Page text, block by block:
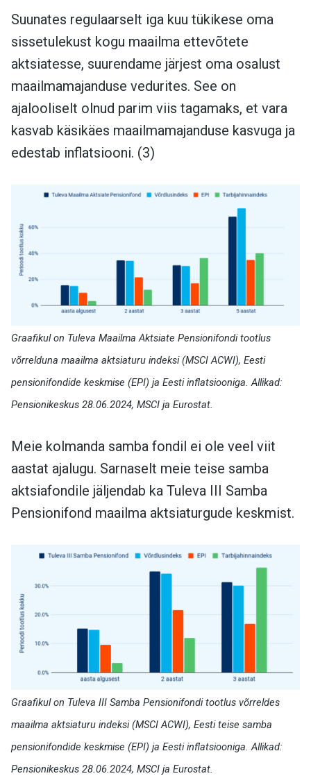
Suunates regulaarselt iga kuu tükikese oma
sissetulekust kogu maailma ettevõtete
aktsiatesse, suurendame järjest oma osalust
maailmamajanduse vedurites. See on
ajalooliselt olnud parim viis tagamaks, et vara
kasvab käsikäes maailmamajanduse kasvuga ja
edestab inflatsiooni. (3)
Graafikul on Tuleva Maailma Aktsiate Pensionifondi tootlus
võrrelduna maailma aktsiaturu indeksi (MSCI ACWI), Eesti
pensionifondide keskmise (EPI) ja Eesti inflatsiooniga. Allikad:
Pensionikeskus 28.06.2024, MSCI ja Eurostat.
Meie kolmanda samba fondil ei ole veel viit
aastat ajalugu. Sarnaselt meie teise samba
aktsiafondile jäljendab ka Tuleva III Samba
Pensionifond maailma aktsiaturgude keskmist.
Graafikul on Tuleva III Samba Pensionifondi tootlus võrreldes
maailma aktsiaturu indeksi (MSCI ACWI), Eesti teise samba
pensionifondide keskmise (EPI) ja Eesti inflatsiooniga. Allikad:
Pensionikeskus 28.06.2024, MSCI ja Eurostat.